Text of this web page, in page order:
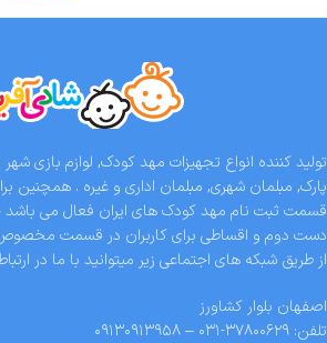
تولید کننده انواع تجهیزات مهد کودک, لوازم بازی
پارک, مبلمان شهری, مبلمان اداری و غیره . همچنین
قسمت ثبت نام مهد کودک های ایران فعال می باشد
دست دوم و اقساطی برای کاربران در قسمت
از طریق شبکه های اجتماعی زیر میتوانید با ما در
اصفهان بلوار کشاورز
تلفن: ۳۷۸۰۰۶۲۹-۰۳۱ – ۰۹۱۳۰۹۱۳۹۵۸